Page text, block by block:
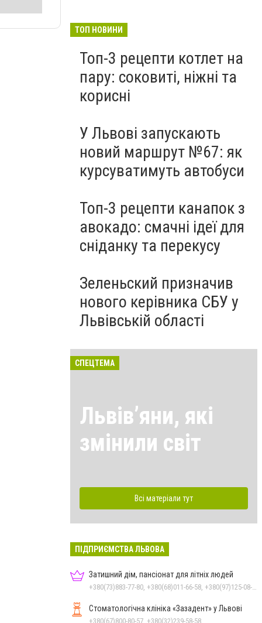
ТОП НОВИНИ
Топ-3 рецепти котлет на
пару: соковиті, ніжні та
корисні
У Львові запускають
новий маршрут №67: як
курсуватимуть автобуси
Топ-3 рецепти канапок з
авокадо: смачні ідеї для
сніданку та перекусу
Зеленьский призначив
нового керівника СБУ у
Львівській області
СПЕЦТЕМА
Львівʼяни, які
змінили світ
Всі матеріали тут
ПІДПРИЄМСТВА ЛЬВОВА
Затишний дім, пансіонат для літніх людей
Стоматологічна клініка «Зазадент» у Львові
+380(67)800-80-57, +380(32)239-58-58